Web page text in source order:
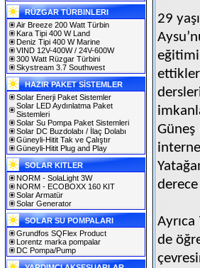
RÜZGAR TÜRBINLERI
Air Breeze 200 Watt Türbin
Kara Tipi 400 W Land
Deniz Tipi 400 W Marine
VIND 12V-400W / 24V-600W
300 Watt Rüzgar Türbini
Skystream 3.7 Southwest
HAZIR PAKET SİSTEMLER
Solar Enerji Paket Sistemler
Solar LED Aydınlatma Paket
Sistemleri
Solar Su Pompa Paket Sistemleri
Solar DC Buzdolabı / İlaç Dolabı
Güneyli-Hitit Tak ve Çalıştır
Güneyli-Hitit Plug and Play
SOLAR KITLER
NORM - SolaLight 3W
NORM - ECOBOXX 160 KIT
Solar Armatür
Solar Generator
SOLAR SU POMPALARI
Grundfos SQFlex Product
Lorentz marka pompalar
DC Pompa/Pump
29
de